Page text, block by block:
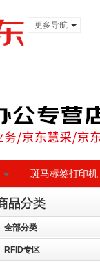
更多导航
斑马标签打印机
全部分类
RFID专区